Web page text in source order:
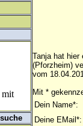
mit
Tanja hat hier
(Pforzheim)
vom
Mit *
Dein Name*:
Deine EMail*: